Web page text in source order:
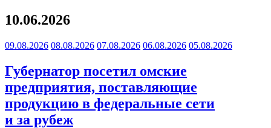
10.06.2026
09.08.2026 08.08.2026 07.08.2026 06.08.2026 05.08.2026
Губернатор посетил омские
предприятия, поставляющие
продукцию в федеральные сети
и за рубеж